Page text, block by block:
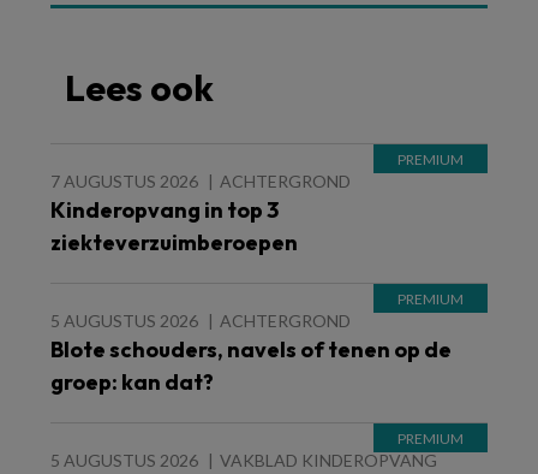
Lees ook
7 AUGUSTUS 2026 ACHTERGROND
Kinderopvang in top 3
ziekteverzuimberoepen
5 AUGUSTUS 2026 ACHTERGROND
Blote schouders, navels of tenen op de
groep: kan dat?
5 AUGUSTUS 2026 VAKBLAD KINDEROPVANG